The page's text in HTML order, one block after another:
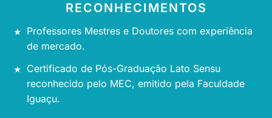
RECONHECIMENTOS
Professores Mestres e Doutores com experiência
de mercado.
Certificado de Pós-Graduação Lato Sensu
reconhecido pelo MEC, emitido pela Faculdade
Iguaçu.